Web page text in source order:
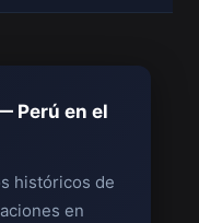
Perú en el
históricos de
en